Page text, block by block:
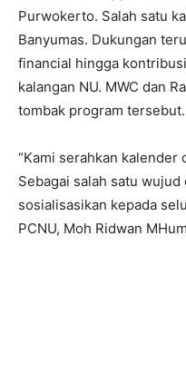
Purwokerto. Salah satu
Banyumas. Dukungan
financial hingga
kalangan NU. MWC dan
tombak program tersebut.
“Kami serahkan
Sebagai salah satu
sosialisasikan kepada
PCNU, Moh Ridwan